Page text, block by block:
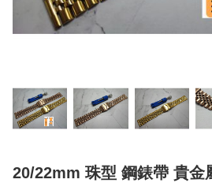
20/22mm 珠型 鋼錶帶 貴金